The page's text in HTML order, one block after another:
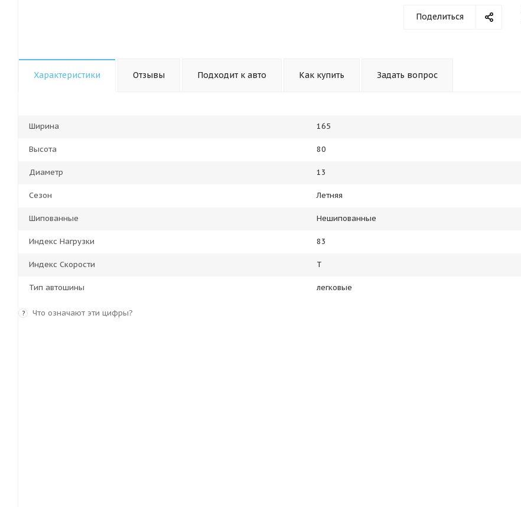
Поделиться
Характеристики Отзывы Подходит к авто Как купить Задать вопрос
Ширина 165
Высота 80
Диаметр 13
Сезон Летняя
Шипованные Нешипованные
Индекс Нагрузки 83
Индекс Скорости T
Тип автошины легковые
? Что означают эти цифры?